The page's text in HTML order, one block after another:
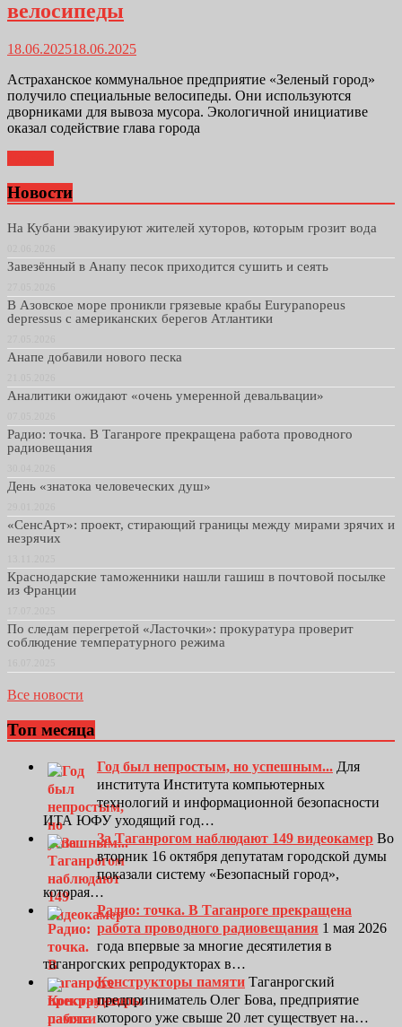
велосипеды
18.06.202518.06.2025
Астраханское коммунальное предприятие «Зеленый город»
получило специальные велосипеды. Они используются
дворниками для вывоза мусора. Экологичной инициативе
оказал содействие глава города
Новости
На Кубани эвакуируют жителей хуторов, которым грозит вода
Завезённый в Анапу песок приходится сушить и сеять
В Азовское море проникли грязевые крабы Eurypanopeus
depressus с американских берегов Атлантики
Анапе добавили нового песка
Аналитики ожидают «очень умеренной девальвации»
Радио: точка. В Таганроге прекращена работа проводного
радиовещания
День «знатока человеческих душ»
«СенсАрт»: проект, стирающий границы между мирами зрячих и
незрячих
Краснодарские таможенники нашли гашиш в почтовой посылке
из Франции
По следам перегретой «Ласточки»: прокуратура проверит
соблюдение температурного режима
Все новости
Топ месяца
Год был непростым, но успешным... Для
института Института компьютерных
технологий и информационной безопасности
ИТА ЮФУ уходящий год…
За Таганрогом наблюдают 149 видеокамер Во
вторник 16 октября депутатам городской думы
показали систему «Безопасный город»,
которая…
Радио: точка. В Таганроге прекращена
работа проводного радиовещания 1 мая 2026
года впервые за многие десятилетия в
таганрогских репродукторах в…
Конструкторы памяти Таганрогский
предприниматель Олег Бова, предприятие
которого уже свыше 20 лет существует на…